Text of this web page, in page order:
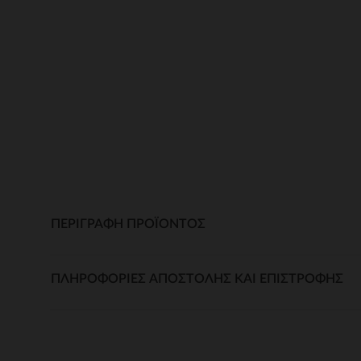
ΠΕΡΙΓΡΑΦΉ ΠΡΟΪΌΝΤΟΣ
ΠΛΗΡΟΦΟΡΊΕΣ ΑΠΟΣΤΟΛΉΣ ΚΑΙ ΕΠΙΣΤΡΟΦΉΣ